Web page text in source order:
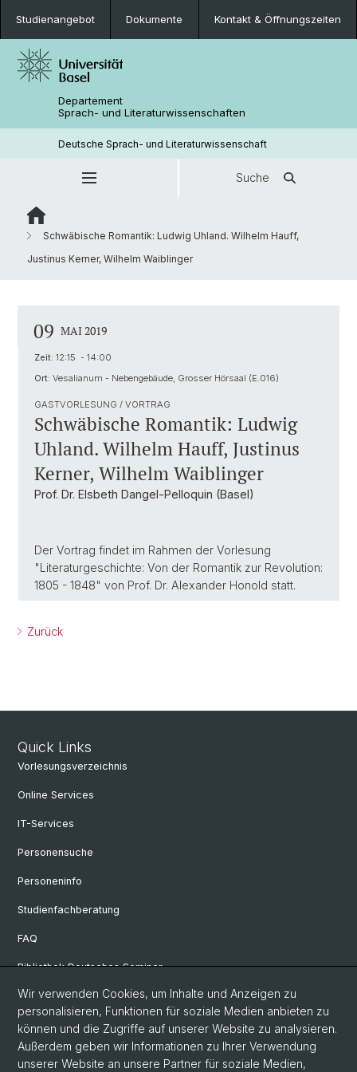
Studienangebot Dokumente Kontakt & Öffnungszeiten
Departement
Sprach- und Literaturwissenschaften
Deutsche Sprach- und Literaturwissenschaft
Suche
Schwäbische Romantik: Ludwig Uhland. Wilhelm Hauff,
Justinus Kerner, Wilhelm Waiblinger
09 MAI 2019
Zeit: 12:15 - 14:00
Ort: Vesalianum - Nebengebäude, Grosser Hörsaal (E.016)
GASTVORLESUNG / VORTRAG
Schwäbische Romantik: Ludwig
Uhland. Wilhelm Hauff, Justinus
Kerner, Wilhelm Waiblinger
Prof. Dr. Elsbeth Dangel-Pelloquin (Basel)
Der Vortrag findet im Rahmen der Vorlesung
"Literaturgeschichte: Von der Romantik zur Revolution:
1805 - 1848" von Prof. Dr. Alexander Honold statt.
Zurück
Quick Links
Vorlesungsverzeichnis
Online Services
IT-Services
Personensuche
Personeninfo
Studienfachberatung
FAQ
Bibliothek Deutsches Seminar
Neuere deutsche Literaturwissenschaft
Germanistische Mediävistik
Deutsche Sprachwissenschaft
Wir verwenden Cookies, um Inhalte und Anzeigen zu
personalisieren, Funktionen für soziale Medien anbieten zu
können und die Zugriffe auf unserer Website zu analysieren.
Außerdem geben wir Informationen zu Ihrer Verwendung
unserer Website an unsere Partner für soziale Medien,